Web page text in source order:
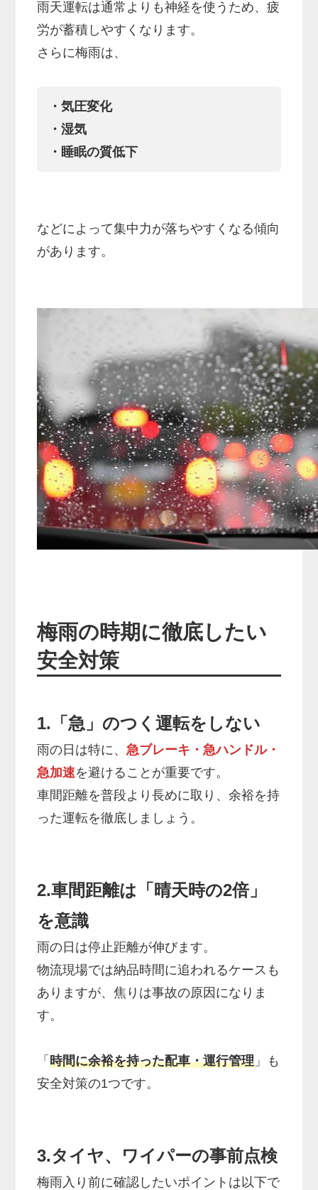
雨天運転は通常よりも神経を使うため、疲
労が蓄積しやすくなります。
さらに梅雨は、
・気圧変化
・湿気
・睡眠の質低下
などによって集中力が落ちやすくなる傾向
があります。
梅雨の時期に徹底したい
安全対策
1.「急」のつく運転をしない
雨の日は特に、急ブレーキ・急ハンドル・
急加速を避けることが重要です。
車間距離を普段より長めに取り、余裕を持
った運転を徹底しましょう。
2.車間距離は「晴天時の2倍」
を意識
雨の日は停止距離が伸びます。
物流現場では納品時間に追われるケースも
ありますが、焦りは事故の原因になりま
す。
「時間に余裕を持った配車・運行管理 」も
安全対策の1つです。
3.タイヤ、ワイパーの事前点検
梅雨入り前に確認したいポイントは以下で